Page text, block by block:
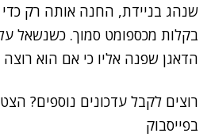
שנהג בניידת, החנה אותה רק כדי
בקלות מכספומט סמוך. כשנשאל
הדאגן שפנה אליו כי אם הוא רוצה
בפייסבוק